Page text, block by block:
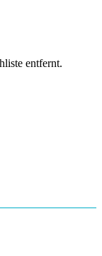
entfernt.